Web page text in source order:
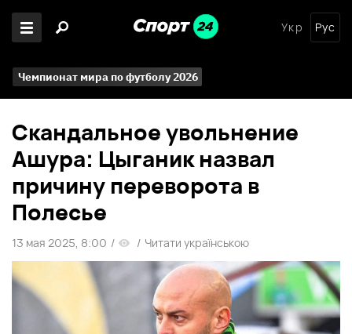
Укр Рус
Чемпионат мира по футболу 2026
Скандальное увольнение
Ашура: Цыганик назвал
причину переворота в
Полесье
13 мая 2025, 8:00 / / Читати українською